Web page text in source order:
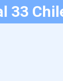
33